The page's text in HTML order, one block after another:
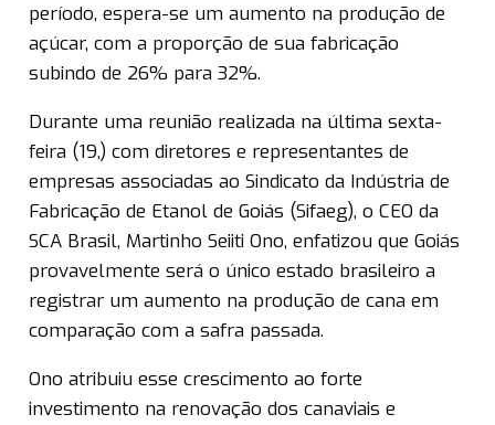
período, espera-se um aumento na produção de
açúcar, com a proporção de sua fabricação
subindo de 26% para 32%.
Durante uma reunião realizada na última sexta-
feira (19,) com diretores e representantes de
empresas associadas ao Sindicato da Indústria de
Fabricação de Etanol de Goiás (Sifaeg), o CEO da
SCA Brasil, Martinho Seiiti Ono, enfatizou que Goiás
provavelmente será o único estado brasileiro a
registrar um aumento na produção de cana em
comparação com a safra passada.
Ono atribuiu esse crescimento ao forte
investimento na renovação dos canaviais e